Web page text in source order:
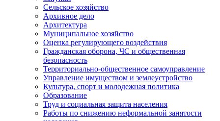
Сельское хозяйство
Архивное дело
Архитектура
Муниципальное хозяйство
Оценка регулирующего воздействия
Гражданская оборона, ЧС и общественная
безопасность
Территориально-общественное самоуправление
Управление имуществом и землеустройство
Культура, спорт и молодежная политика
Образование
Труд и социальная защита населения
Работы по снижению неформальной занятости